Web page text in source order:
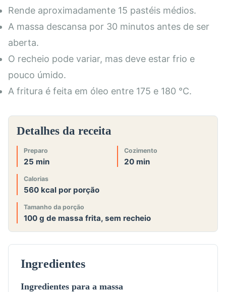
Rende aproximadamente 15 pastéis médios.
A massa descansa por 30 minutos antes de ser
aberta.
O recheio pode variar, mas deve estar frio e
pouco úmido.
A fritura é feita em óleo entre 175 e 180 °C.
Detalhes da receita
Preparo
25 min
Cozimento
20 min
Calorias
560 kcal por porção
Tamanho da porção
100 g de massa frita, sem recheio
Ingredientes
Ingredientes para a massa